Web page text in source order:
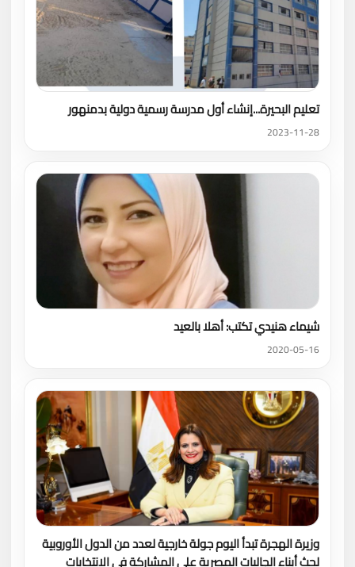
تعليم البحيرة...إنشاء أول مدرسة رسمية دولية بدمنهور
2023-11-28
شيماء هنيدي تكتب: أهلا بالعيد
2020-05-16
وزيرة الهجرة تبدأ اليوم جولة خارجية لعدد من الدول الأوروبية
لحث أبناء الجاليات المصرية على المشاركة في الانتخابات